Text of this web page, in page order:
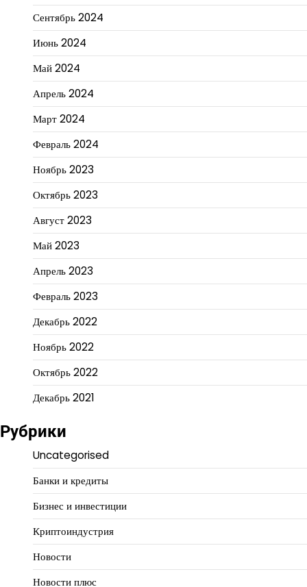
Сентябрь 2024
Июнь 2024
Май 2024
Апрель 2024
Март 2024
Февраль 2024
Ноябрь 2023
Октябрь 2023
Август 2023
Май 2023
Апрель 2023
Февраль 2023
Декабрь 2022
Ноябрь 2022
Октябрь 2022
Декабрь 2021
Рубрики
Uncategorised
Банки и кредиты
Бизнес и инвестиции
Криптоиндустрия
Новости
Новости плюс